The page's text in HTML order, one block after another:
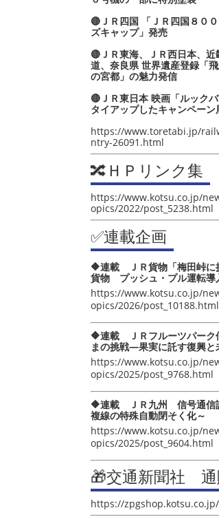
🔴ＪＲ四国 「ＪＲ四国８０
ズキャップ」発売
🔴ＪＲ東海、ＪＲ西日本、近
道、奈良県 世界遺産登録「
の宮都」の魅力発信
🔴ＪＲ東日本 映画「ルック
タイアップしたキャンペーン
https://www.toretabi.jp/
ntry-26091.html
🔀ＨＰリンク集
https://www.kotsu.co.jp/
opics/2022/post_5238.html
✅連載企画
🔶連載 ＪＲ貨物「梅田峠に
貨物 プッシュ・プル運転導
https://www.kotsu.co.jp/
opics/2026/post_10188.html
🔶連載 ＪＲフルーツパーク
まの挑戦―果実に託す復興
https://www.kotsu.co.jp/
opics/2025/post_9768.html
🔶連載 ＪＲ九州 信号通信
複線の特殊自動閉そく化～
https://www.kotsu.co.jp/
opics/2025/post_9604.html
🎁交通新聞社 通
https://zpgshop.kotsu.co.jp/